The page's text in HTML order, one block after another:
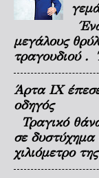
μεγάλους
τραγουδιού .
Άρτα ΙΧ
οδηγός
Τραγικό
σε δυστύχημα
χιλιόμετρο